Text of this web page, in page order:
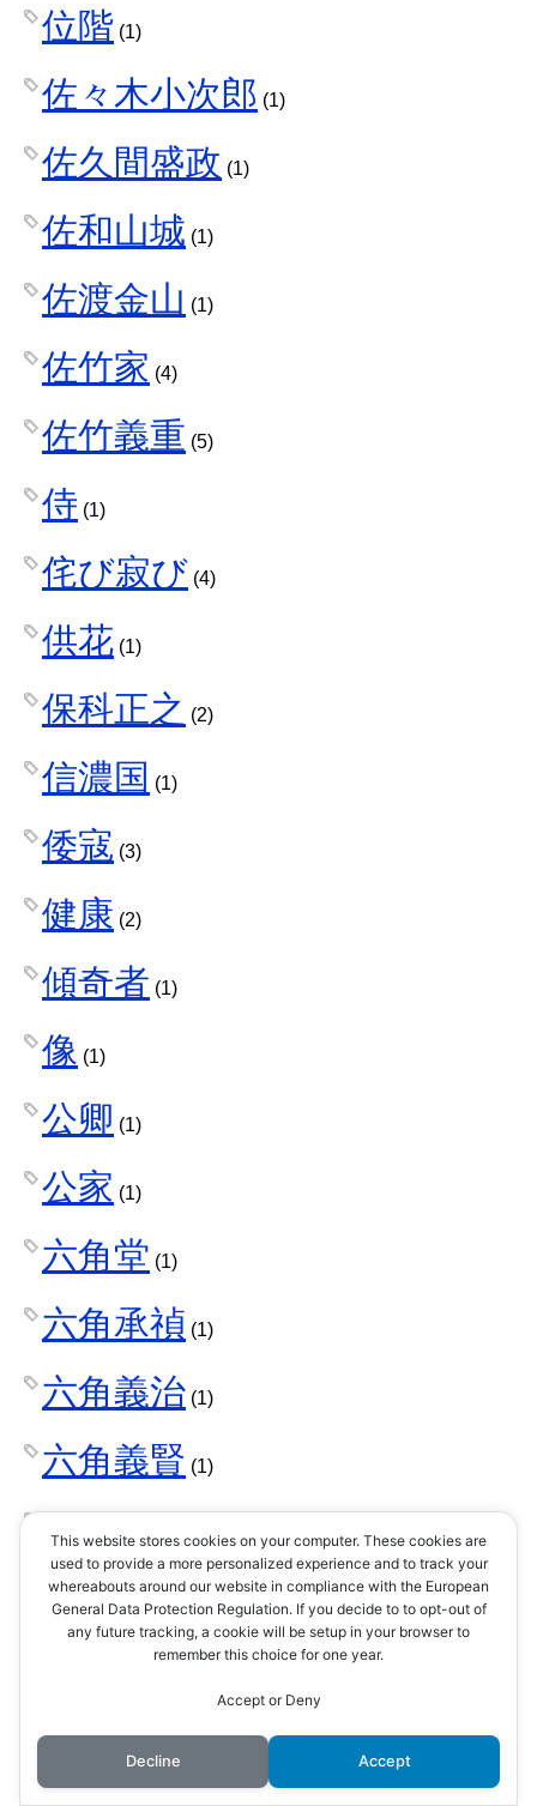
位階 (1)
佐々木小次郎 (1)
佐久間盛政 (1)
佐和山城 (1)
佐渡金山 (1)
佐竹家 (4)
佐竹義重 (5)
侍 (1)
侘び寂び (4)
供花 (1)
保科正之 (2)
信濃国 (1)
倭寇 (3)
健康 (2)
傾奇者 (1)
像 (1)
公卿 (1)
公家 (1)
六角堂 (1)
六角承禎 (1)
六角義治 (1)
六角義賢 (1)
兵法(1)
兵法書(1)
兵糧(1)
This website stores cookies on your computer. These cookies are
used to provide a more personalized experience and to track your
whereabouts around our website in compliance with the European
General Data Protection Regulation. If you decide to to opt-out of
any future tracking, a cookie will be setup in your browser to
remember this choice for one year.
Accept or Deny
Decline Accept